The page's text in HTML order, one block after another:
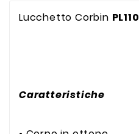
Lucchetto Corbin PL110
Caratteristiche